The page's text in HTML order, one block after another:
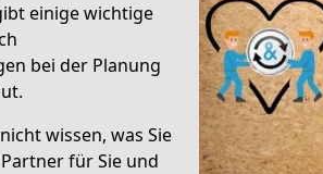
einige wichtige
bei der Planung
wissen, was Sie
für Sie und